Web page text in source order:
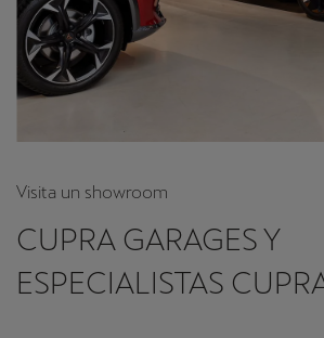
Visita un showroom
CUPRA GARAGES Y
ESPECIALISTAS